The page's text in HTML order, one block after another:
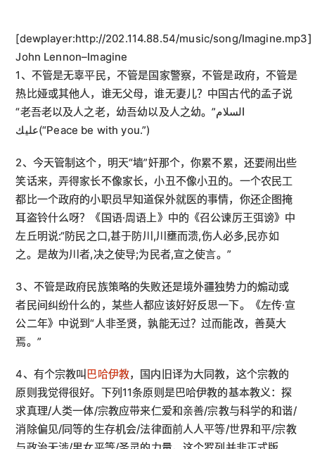
[dewplayer:http://202.114.88.54/music/song/Imagine.mp3]
John Lennon–Imagine
1、不管是无辜平民，不管是国家警察，不管是政府，不管是
热比娅或其他人，谁无父母，谁无妻儿？中国古代的孟子说
“老吾老以及人之老，幼吾幼以及人之幼。”السلام
عليك(“Peace be with you.”)
2、今天管制这个，明天“墙”奸那个，你累不累，还要闹出些
笑话来，弄得家长不像家长，小丑不像小丑的。一个农民工
都比一个政府的小职员早知道保外就医的事情，你还企图掩
耳盗铃什么呀？《国语·周语上》中的《召公谏厉王弭谤》中
左丘明说:“防民之口,甚于防川,川壅而溃,伤人必多,民亦如
之。是故为川者,决之使导;为民者,宣之使言。”
3、不管是政府民族策略的失败还是境外疆独势力的煽动或
者民间纠纷什么的，某些人都应该好好反思一下。《左传·宣
公二年》中说到“人非圣贤，孰能无过？过而能改，善莫大
焉。”
4、有个宗教叫巴哈伊教，国内旧译为大同教，这个宗教的
原则我觉得很好。下列11条原则是巴哈伊教的基本教义：探
求真理/人类一体/宗教应带来仁爱和亲善/宗教与科学的和谐/
消除偏见/同等的生存机会/法律面前人人平等/世界和平/宗教